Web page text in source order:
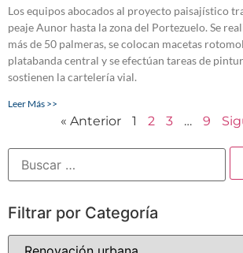
Los equipos abocados al proyecto paisajístico
peaje Aunor hasta la zona del Portezuelo. Se
más de 50 palmeras, se colocan macetas
platabanda central y se efectúan tareas de
sostienen la cartelería vial.
Leer Más >>
« Anterior 1 2 3 … 9
Filtrar por Categoría